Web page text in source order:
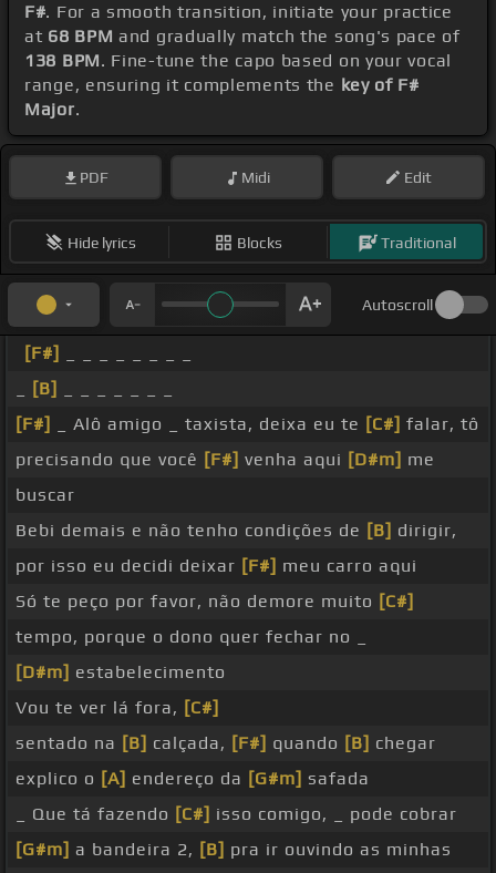
F#. For a smooth transition, initiate your practice
at 68 BPM and gradually match the song's pace of
138 BPM. Fine-tune the capo based on your vocal
range, ensuring it complements the key of F#
Major.
PDF Midi Edit
Hide lyrics Blocks Traditional
Autoscroll
[F#]
[B]
[F#]
_ Alô amigo _ taxista, deixa eu te [C#] falar, tô
precisando que você [F#] venha aqui [D#m] me
buscar
Bebi demais e não tenho condições de [B] dirigir,
por isso eu decidi deixar [F#] meu carro aqui
Só te peço por favor, não demore muito [C#]
tempo, porque o dono quer fechar no _
[D#m] estabelecimento
Vou te ver lá fora, [C#]
sentado na [B] calçada, [F#] quando [B] chegar
explico o [A] endereço da [G#m] safada
_ Que tá fazendo [C#] isso comigo, _ pode cobrar
[G#m] a bandeira 2, [B] pra ir ouvindo as minhas